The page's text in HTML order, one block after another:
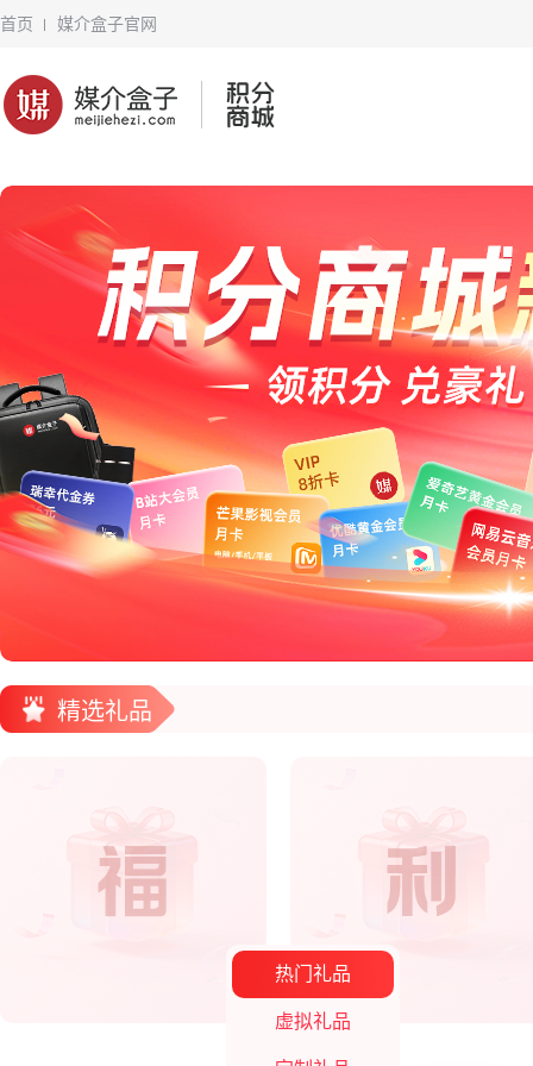
首页 媒介盒子官网
热门礼品
虚拟礼品
精选礼品